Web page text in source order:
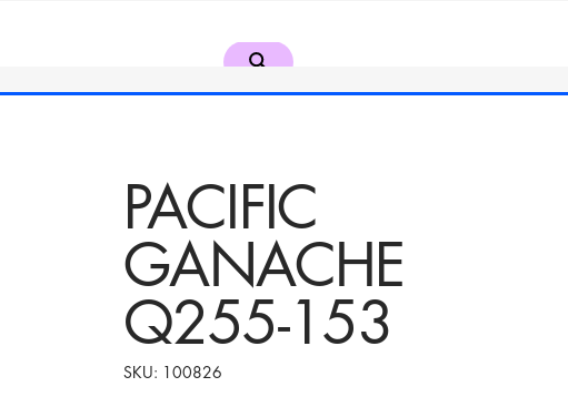
PACIFIC
GANACHE
Q255-153
SKU:
SKU
100826
100826